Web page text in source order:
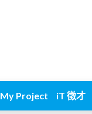
My Project iT 徵才